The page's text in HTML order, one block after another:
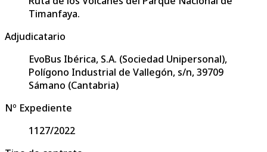
Timanfaya.
Adjudicatario
EvoBus Ibérica, S.A. (Sociedad Unipersonal),
Polígono Industrial de Vallegón, s/n, 39709
Sámano (Cantabria)
Nº Expediente
1127/2022